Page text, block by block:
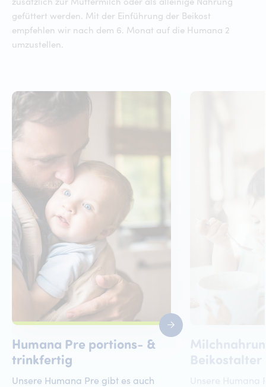
gefüttert werden. Mit der Einführung der Beikost
empfehlen wir nach dem 6. Monat auf die Humana 2
umzustellen.
Humana Pre portions- &
trinkfertig
Unsere Humana Pre gibt es auch
Beikostalter
Unsere Humana